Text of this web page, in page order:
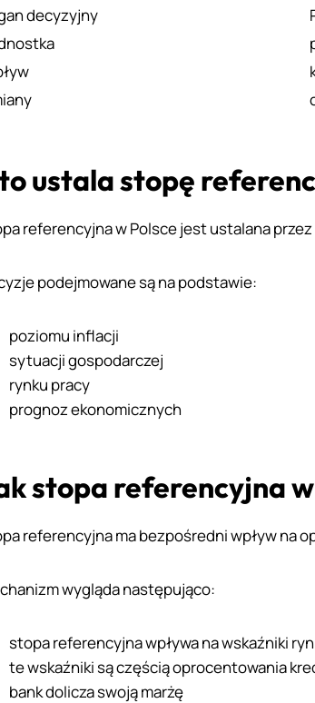
decyzyjny
ustala stopę
referencyjna w Polsce jest ustalana
podejmowane są na podstawie:
poziomu inflacji
sytuacji gospodarczej
rynku pracy
prognoz ekonomicznych
stopa referencyjna
referencyjna ma bezpośredni wpływ na
wygląda następująco:
stopa referencyjna wpływa na wskaźniki
te wskaźniki są częścią oprocentowania
bank dolicza swoją marżę